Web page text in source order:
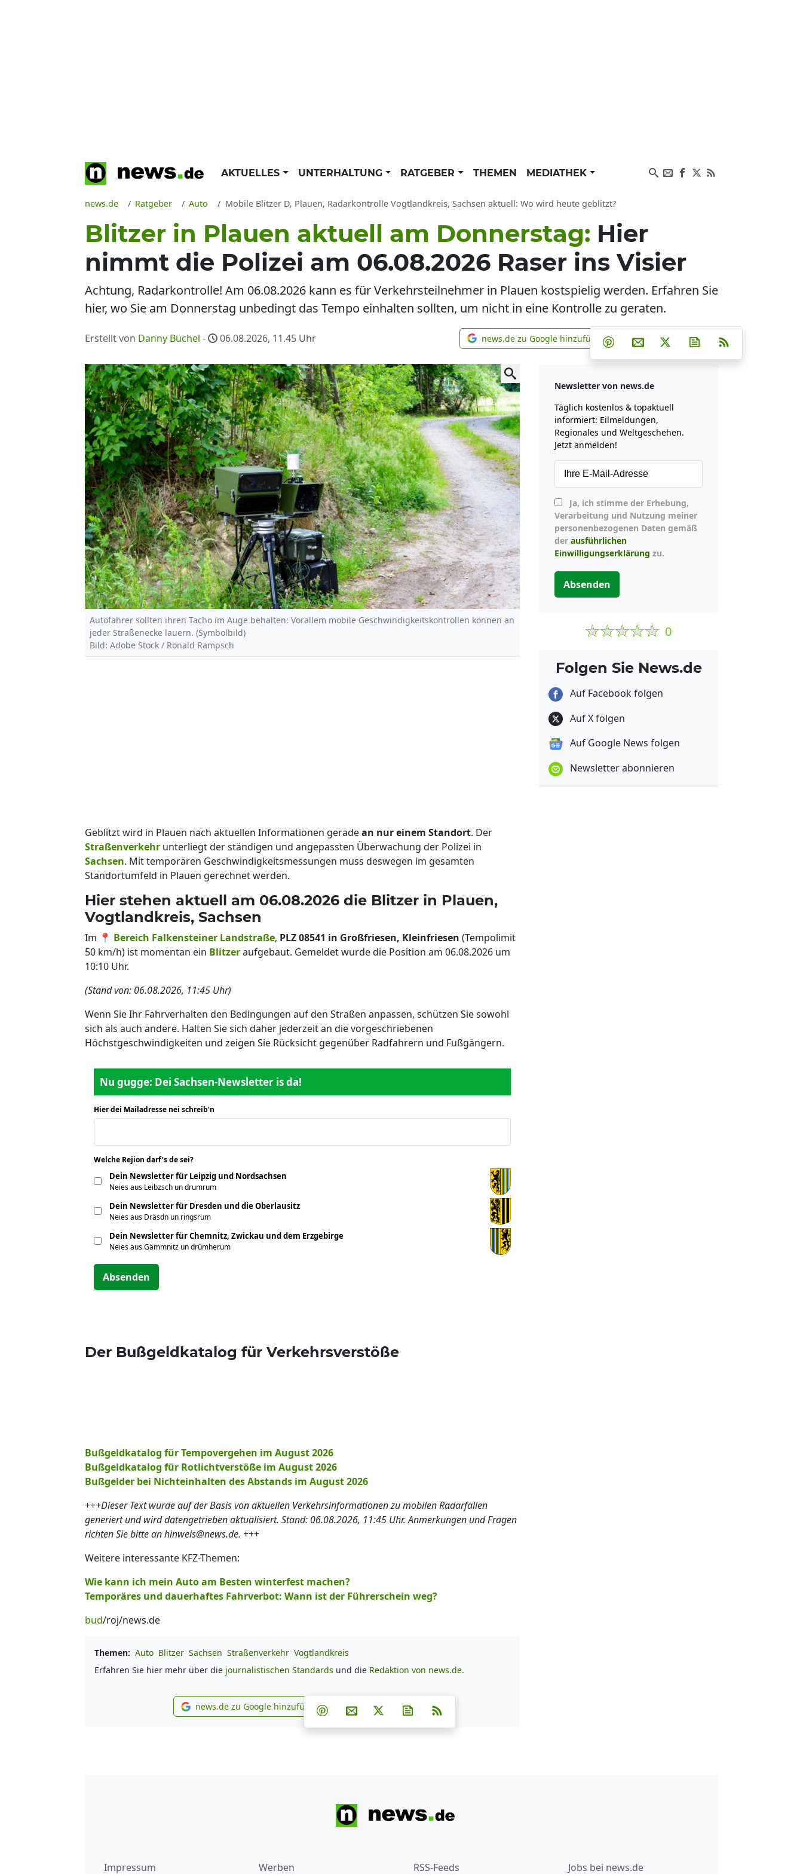
AKTUELLES UNTERHALTUNG RATGEBER THEMEN MEDIATHEK
news.de Ratgeber Auto Mobile Blitzer D, Plauen, Radarkontrolle Vogtlandkreis, Sachsen aktuell: Wo wird heute geblitzt?
Blitzer in Plauen aktuell am Donnerstag: Hier
nimmt die Polizei am 06.08.2026 Raser ins Visier
Achtung, Radarkontrolle! Am 06.08.2026 kann es für Verkehrsteilnehmer in Plauen kostspielig werden. Erfahren Sie
hier, wo Sie am Donnerstag unbedingt das Tempo einhalten sollten, um nicht in eine Kontrolle zu geraten.
Erstellt von Danny Büchel - 06.08.2026, 11.45 Uhr news.de zu Google hinzufügen
news.de zu Google hinzufügen Teilen auf Facebook
Teilen auf Whatsapp
Teilen auf Telegram
Teilen auf Pinterest
Per E-Mail teilen
Post auf XNewsletter
Autofahrer sollten ihren Tacho im Auge behalten: Vorallem mobile Geschwindigkeitskontrollen können an
jeder Straßenecke lauern. (Symbolbild)
Bild: Adobe Stock / Ronald Rampsch
Geblitzt wird in Plauen nach aktuellen Informationen geradean nur einem Standort. Der
Straßenverkehr unterliegt der ständigen und angepassten Überwachung der Polizei in
Sachsen. Mit temporären Geschwindigkeitsmessungen muss deswegen im gesamten
Standortumfeld in Plauen gerechnet werden.
Hier stehen aktuell am 06.08.2026 die Blitzer in Plauen,
Vogtlandkreis, Sachsen
Im 📍 Bereich Falkensteiner Landstraße, PLZ 08541 in Großfriesen, Kleinfriesen (Tempolimit
50 km/h) ist momentan ein Blitzeraufgebaut. Gemeldet wurde die Position am 06.08.2026 um
10:10 Uhr.
(Stand von: 06.08.2026, 11:45 Uhr)
Wenn Sie Ihr Fahrverhalten den Bedingungen auf den Straßen anpassen, schützen Sie sowohl
sich als auch andere. Halten Sie sich daher jederzeit an die vorgeschriebenen
Höchstgeschwindigkeiten und zeigen Sie Rücksicht gegenüber Radfahrern und Fußgängern.
Nu gugge: Dei Sachsen-Newsletter is da!
Hier dei Mailadresse nei schreib’n
Welche Rejion darf’s de sei?
Dein Newsletter für Leipzig und Nordsachsen
Neies aus Leibzsch un drumrum
Dein Newsletter für Dresden und die Oberlausitz
Neies aus Dräsdn un ringsrum
Dein Newsletter für Chemnitz, Zwickau und dem Erzgebirge
Neies aus Gämmnitz un drümherum
Absenden
Der Bußgeldkatalog für Verkehrsverstöße
Bußgeldkatalog für Tempovergehen im August 2026
Bußgeldkatalog für Rotlichtverstöße im August 2026
Bußgelder bei Nichteinhalten des Abstands im August 2026
+++Dieser Text wurde auf der Basis von aktuellen Verkehrsinformationen zu mobilen Radarfallen
generiert und wird datengetrieben aktualisiert. Stand: 06.08.2026, 11:45 Uhr. Anmerkungen und Fragen
richten Sie bitte an hinweis@news.de. +++
Weitere interessante KFZ-Themen:
Wie kann ich mein Auto am Besten winterfest machen?
Temporäres und dauerhaftes Fahrverbot: Wann ist der Führerschein weg?
bud/roj/news.de
Themen: Auto Blitzer Sachsen Straßenverkehr Vogtlandkreis
Erfahren Sie hier mehr über die journalistischen Standards und die Redaktion von news.de.
news.de zu Google hinzufügen
news.de zu Google hinzufügen Teilen auf Facebook
Teilen auf Whatsapp
Teilen auf Telegram
Teilen auf Pinterest
Per E-Mail teilen
Post auf XNewsletter abonnieren
Newsletter von news.de
Täglich kostenlos & topaktuell
informiert: Eilmeldungen,
Regionales und Weltgeschehen.
Jetzt anmelden!
Verarbeitung und Nutzung meiner
personenbezogenen Daten gemäß
der ausführlichen
Einwilligungserklärung zu.
Absenden
0
Folgen Sie News.de
Auf Facebook folgen
Auf X folgen
Auf Google News folgen
Newsletter abonnieren
Impressum Werben RSS-Feeds Jobs bei news.de